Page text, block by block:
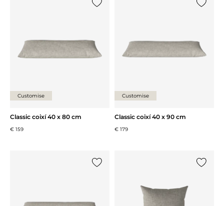
Customise
Classic coixí 40 x 80 cm
€ 159
Customise
Classic coixí 40 x 90 cm
€ 179